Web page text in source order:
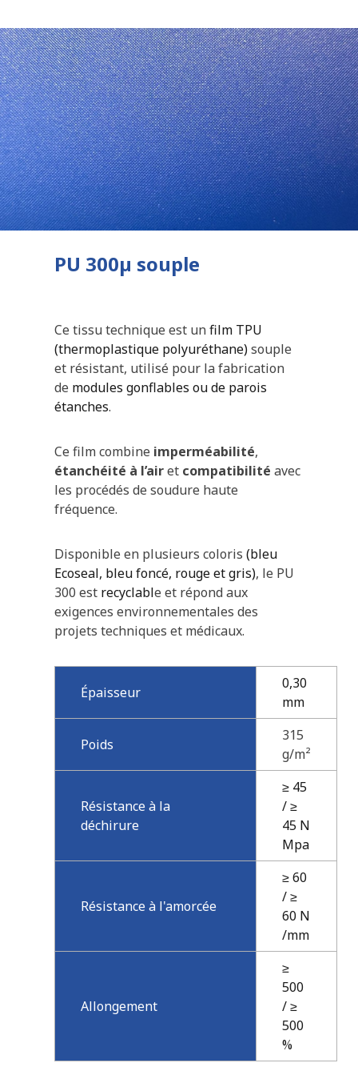
PU 300µ souple
Ce tissu technique est unfilm TPU
(thermoplastique polyuréthane)souple
et résistant, utilisé pour la fabrication
de modules gonflables ou de parois
étanches.
Ce film combine imperméabilité,
étanchéité à l’airet compatibilité avec
les procédés de soudure haute
fréquence.
Disponible en plusieurs coloris (bleu
Ecoseal, bleu foncé, rouge et gris), le PU
300 est recyclable et répond aux
exigences environnementales des
projets techniques et médicaux.
Épaisseur
0,30
mm
Poids
315
g/m²
Résistance à la
déchirure
≥ 45
/ ≥
45 N
Mpa
Résistance à l'amorcée
≥ 60
/ ≥
60 N
/mm
Allongement
≥
500
/ ≥
500
%